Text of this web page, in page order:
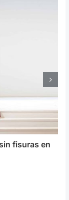
fisuras en